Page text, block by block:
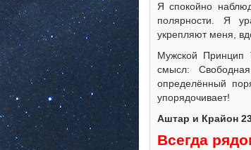
Я спокойно
полярности. Я
укрепляют меня,
Мужской Принцип
смысл:
определённый
упорядочивает!
Аштар и Крайон
Всегда